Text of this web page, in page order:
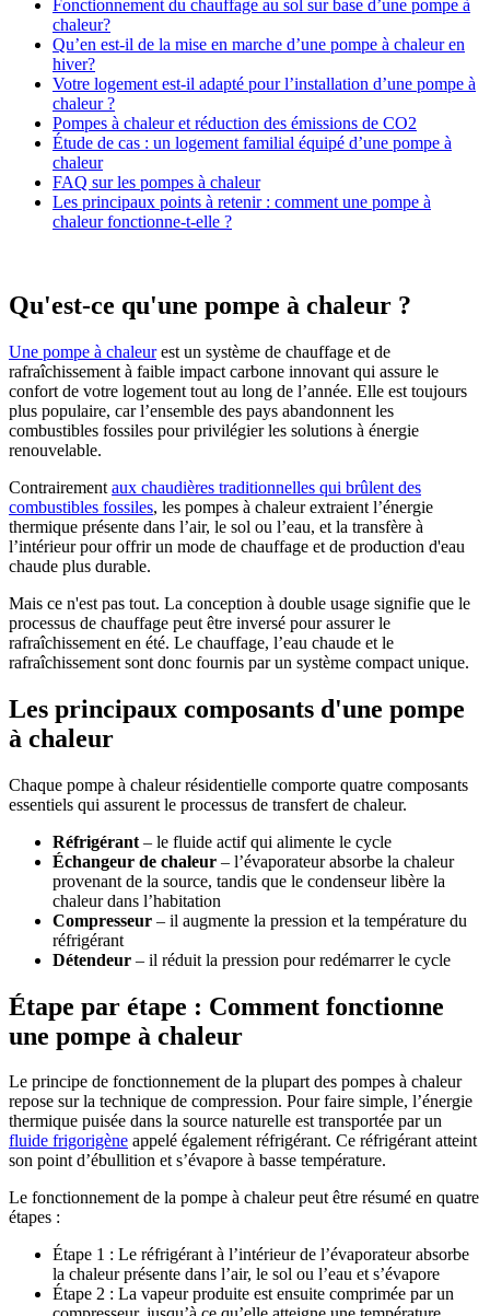
Fonctionnement du chauffage au sol sur base d’une pompe à
chaleur?
Qu’en est-il de la mise en marche d’une pompe à chaleur en
hiver?
Votre logement est-il adapté pour l’installation d’une pompe à
chaleur ?
Pompes à chaleur et réduction des émissions de CO2
Étude de cas : un logement familial équipé d’une pompe à
chaleur
FAQ sur les pompes à chaleur
Les principaux points à retenir : comment une pompe à
chaleur fonctionne-t-elle ?
Qu'est-ce qu'une pompe à chaleur ?
Une pompe à chaleurest un système de chauffage et de
rafraîchissement à faible impact carbone innovant qui assure le
confort de votre logement tout au long de l’année. Elle est toujours
plus populaire, car l’ensemble des pays abandonnent les
combustibles fossiles pour privilégier les solutions à énergie
renouvelable.
Contrairement aux chaudières traditionnelles qui brûlent des
combustibles fossiles, les pompes à chaleur extraient l’énergie
thermique présente dans l’air, le sol ou l’eau, et la transfère à
l’intérieur pour offrir un mode de chauffage et de production d'eau
chaude plus durable.
Mais ce n'est pas tout. La conception à double usage signifie que le
processus de chauffage peut être inversé pour assurer le
rafraîchissement en été. Le chauffage, l’eau chaude et le
rafraîchissement sont donc fournis par un système compact unique.
Les principaux composants d'une pompe
à chaleur
Chaque pompe à chaleur résidentielle comporte quatre composants
essentiels qui assurent le processus de transfert de chaleur.
Réfrigérant – le fluide actif qui alimente le cycle
Échangeur de chaleur – l’évaporateur absorbe la chaleur
provenant de la source, tandis que le condenseur libère la
chaleur dans l’habitation
Compresseur – il augmente la pression et la température du
réfrigérant
Détendeur – il réduit la pression pour redémarrer le cycle
Étape par étape : Comment fonctionne
une pompe à chaleur
Le principe de fonctionnement de la plupart des pompes à chaleur
repose sur la technique de compression. Pour faire simple, l’énergie
thermique puisée dans la source naturelle est transportée par un
fluide frigorigène appelé également réfrigérant. Ce réfrigérant atteint
son point d’ébullition et s’évapore à basse température.
Le fonctionnement de la pompe à chaleur peut être résumé en quatre
étapes :
Étape 1 : Le réfrigérant à l’intérieur de l’évaporateur absorbe
la chaleur présente dans l’air, le sol ou l’eau et s’évapore
Étape 2 : La vapeur produite est ensuite comprimée par un